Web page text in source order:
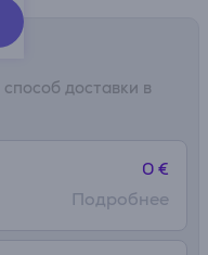
доставки в
0 €
Подробнее